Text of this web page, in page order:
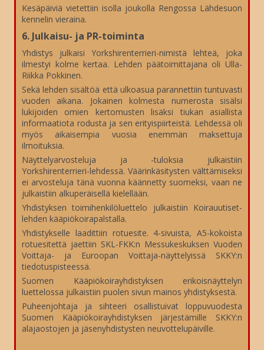
Kesäpäiviä vietettiin isolla joukolla Rengossa Lähdesuon
kennelin vieraina.
6. Julkaisu- ja PR-toiminta
Yhdistys julkaisi Yorkshirenterrieri-nimistä lehteä, joka
ilmestyi kolme kertaa. Lehden päätoimittajana oli Ulla-
Riikka Pokkinen.
Sekä lehden sisältöä että ulkoasua parannettiin tuntuvasti
vuoden aikana. Jokainen kolmesta numerosta sisälsi
lukijoiden omien kertomusten lisäksi tiukan asiallista
informaatiota rodusta ja sen erityispiirteistä. Lehdessä oli
myös aikaisempia vuosia enemmän maksettuja
ilmoituksia.
Näyttelyarvosteluja ja -tuloksia julkaistiin
Yorkshirenterrieri-lehdessä. Väärinkäsitysten välttämiseksi
ei arvosteluja tänä vuonna käännetty suomeksi, vaan ne
julkaistiin alkuperäisellä kielellään.
Yhdistyksen toimihenkilöluettelo julkaistiin Koirauutiset-
lehden kääpiökoirapalstalla.
Yhdistykselle laadittiin rotuesite. 4-sivuista, A5-kokoista
rotuesitettä jaettiin SKL-FKK:n Messukeskuksen Vuoden
Voittaja- ja Euroopan Voittaja-näyttelyissä SKKY:n
tiedotuspisteessä.
Suomen Kääpiökoirayhdistyksen erikoisnäyttelyn
luettelossa julkaistiin puolen sivun mainos yhdistyksestä.
Puheenjohtaja ja sihteeri osallistuivat loppuvuodesta
Suomen Kääpiökoirayhdistyksen järjestämille SKKY:n
alajaostojen ja jäsenyhdistysten neuvottelupäiville.